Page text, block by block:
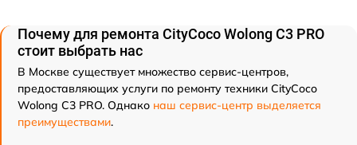
Почему для ремонта CityCoco Wolong C3 PRO
стоит выбрать нас
В Москве существует множество сервис-центров,
предоставляющих услуги по ремонту техники CityCoco
Wolong C3 PRO. Однако наш сервис-центр выделяется
преимуществами.